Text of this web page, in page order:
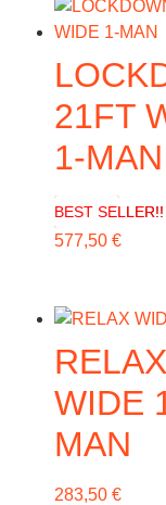
21FT
1-MAN
BEST SELLER!!
577,50 €
RELAX
WIDE
MAN
283,50 €